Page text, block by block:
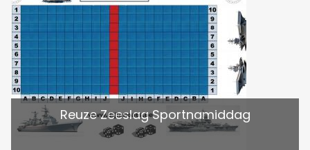
Reuze Zeeslag Sportnamiddag